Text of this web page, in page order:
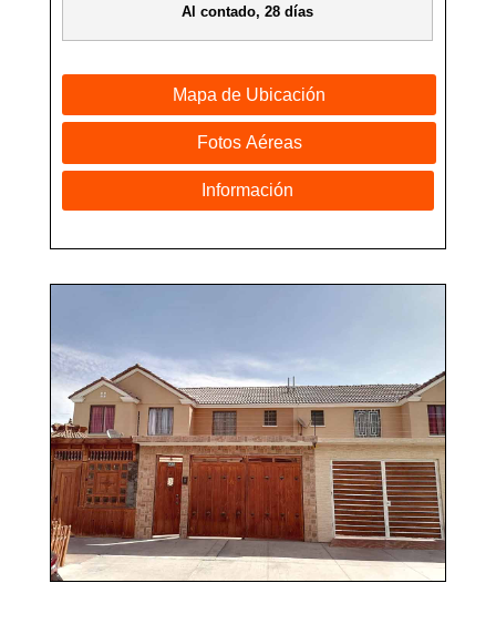
Al contado, 28 días
Mapa de Ubicación
Fotos Aéreas
Información